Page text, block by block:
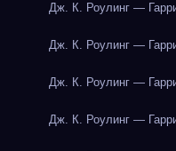
Дж. К. Роулинг —
Дж. К. Роулинг —
Дж. К. Роулинг —
Дж. К. Роулинг —